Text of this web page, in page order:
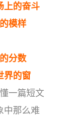
上的奋斗
模样
分数
界的窗
一篇短文
中那么难